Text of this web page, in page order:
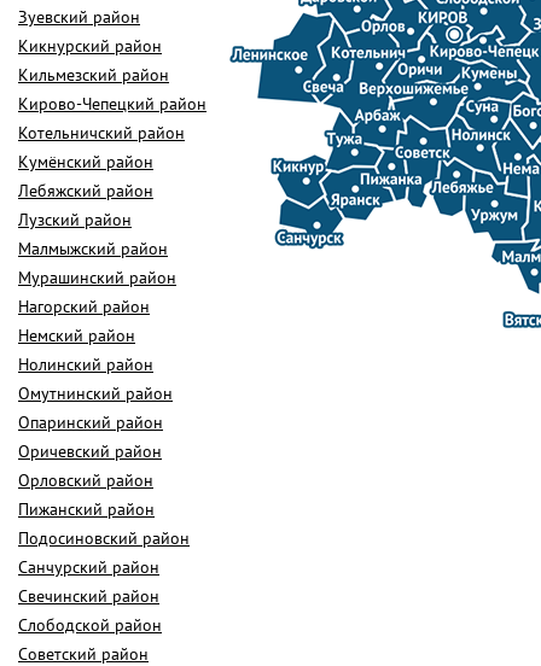
Зуевский район
Кикнурский район
Кильмезский район
Кирово-Чепецкий район
Котельничский район
Кумёнский район
Лебяжский район
Лузский район
Малмыжский район
Мурашинский район
Нагорский район
Немский район
Нолинский район
Омутнинский район
Опаринский район
Оричевский район
Орловский район
Пижанский район
Подосиновский район
Санчурский район
Свечинский район
Слободской район
Советский район